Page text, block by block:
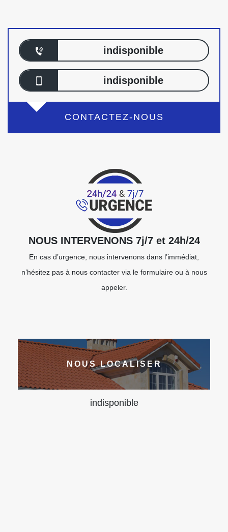
indisponible
indisponible
CONTACTEZ-NOUS
NOUS INTERVENONS 7j/7 et 24h/24
En cas d’urgence, nous intervenons dans l’immédiat,
n’hésitez pas à nous contacter via le formulaire ou à nous
appeler.
NOUS LOCALISER
indisponible